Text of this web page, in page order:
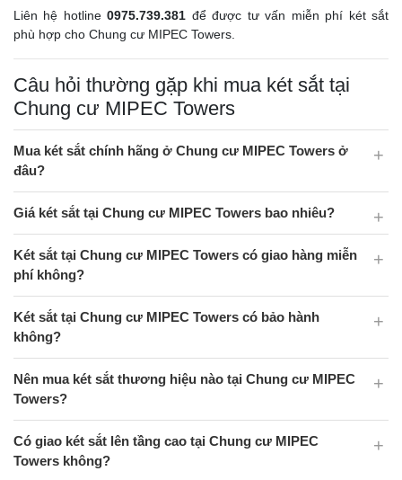
Liên hệ hotline0975.739.381 để được tư vấn miễn phí két sắt
phù hợp cho Chung cư MIPEC Towers.
Câu hỏi thường gặp khi mua két sắt tại
Chung cư MIPEC Towers
Mua két sắt chính hãng ở Chung cư MIPEC Towers ở
đâu?
Giá két sắt tại Chung cư MIPEC Towers bao nhiêu?
Két sắt tại Chung cư MIPEC Towers có giao hàng miễn
phí không?
Két sắt tại Chung cư MIPEC Towers có bảo hành
không?
Nên mua két sắt thương hiệu nào tại Chung cư MIPEC
Towers?
Có giao két sắt lên tầng cao tại Chung cư MIPEC
Towers không?